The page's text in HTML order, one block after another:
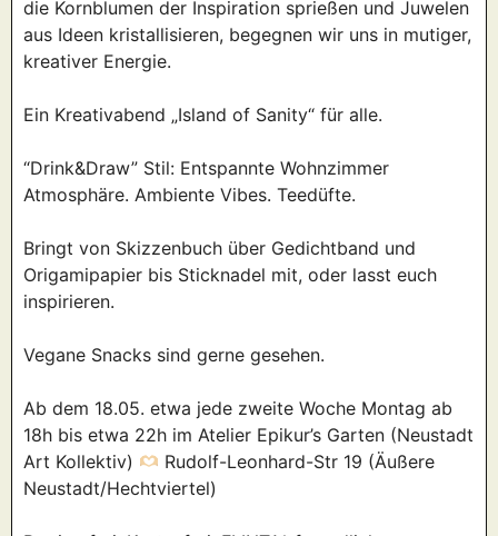
die Kornblumen der Inspiration sprießen und Juwelen
aus Ideen kristallisieren, begegnen wir uns in mutiger,
kreativer Energie.
Ein Kreativabend „Island of Sanity“ für alle.
“Drink&Draw” Stil: Entspannte Wohnzimmer
Atmosphäre. Ambiente Vibes. Teedüfte.
Bringt von Skizzenbuch über Gedichtband und
Origamipapier bis Sticknadel mit, oder lasst euch
inspirieren.
Vegane Snacks sind gerne gesehen.
Ab dem 18.05. etwa jede zweite Woche Montag ab
18h bis etwa 22h im Atelier Epikur’s Garten (Neustadt
Art Kollektiv)
Rudolf-Leonhard-Str 19 (Äußere
Neustadt/Hechtviertel)